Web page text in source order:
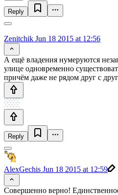
Reply
Zenitchik Jun 18 2015 at 12:56
А ещё владения нумеруются
улице одновременно
причём даже не рядом друг с
Reply
AlexGechis Jun 18 2015 at 12:59
Совершенно верно!